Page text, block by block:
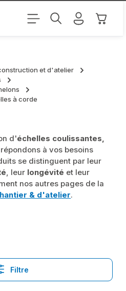
Le
et d'atelier
à corde
d'échelles coulissantes,
à vos besoins
se distinguent par leur
, leur longévité et leur
nos autres pages de la
& d'atelier.
Filtre